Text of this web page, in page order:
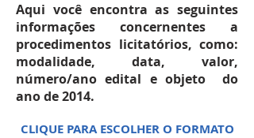
Aqui você encontra as seguintes
informações concernentes a
procedimentos licitatórios, como:
modalidade, data, valor,
número/ano edital e objeto do
ano de 2014.
CLIQUE PARA ESCOLHER O FORMATO